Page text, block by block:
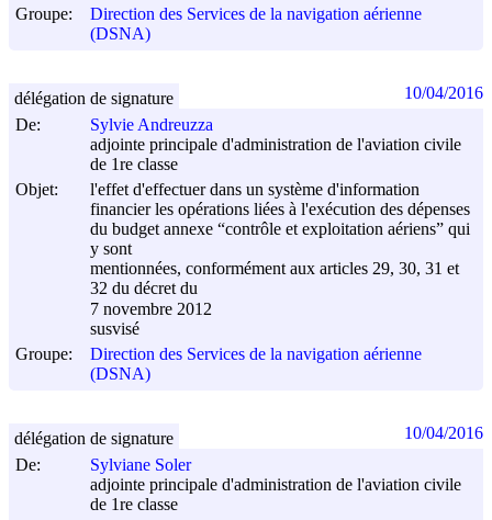
Groupe:
Direction des Services de la navigation aérienne
(DSNA)
De:
Sylvie Andreuzza
adjointe principale d'administration de l'aviation civile
de 1re classe
Objet:
l'effet d'effectuer dans un système d'information
financier les opérations liées à l'exécution des dépenses
du budget annexe “contrôle et exploitation aériens” qui
y sont
mentionnées, conformément aux articles 29, 30, 31 et
32 du décret du
7 novembre 2012
susvisé
Groupe:
Direction des Services de la navigation aérienne
(DSNA)
délégation de signature 10/04/2016
De:
Sylviane Soler
adjointe principale d'administration de l'aviation civile
de 1re classe
délégation de signature 10/04/2016